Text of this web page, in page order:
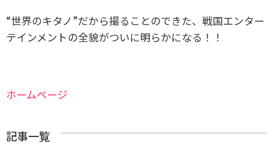
“世界のキタノ”だから撮ることのできた、戦国エンター
テインメントの全貌がついに明らかになる！！
ホームページ
記事一覧